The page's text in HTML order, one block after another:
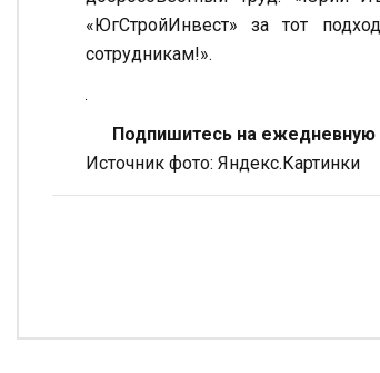
«ЮгСтройИнвест» за тот
сотрудникам!».
Подпишитесь на ежедневную
Источник фото: Яндекс.Картинки